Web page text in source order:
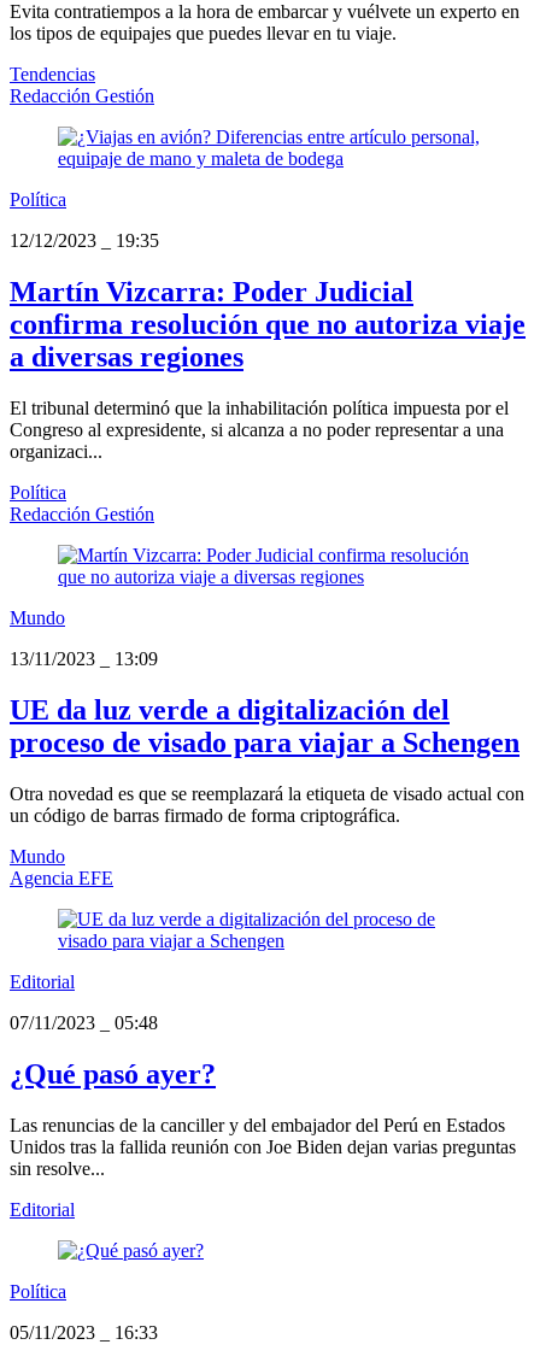
Evita contratiempos a la hora de embarcar y vuélvete un experto en
los tipos de equipajes que puedes llevar en tu viaje.
Tendencias
Redacción Gestión
Política
12/12/2023
19:35
Martín Vizcarra: Poder Judicial
confirma resolución que no autoriza viaje
a diversas regiones
El tribunal determinó que la inhabilitación política impuesta por el
Congreso al expresidente, si alcanza a no poder representar a una
organizaci...
Política
Redacción Gestión
Mundo
13/11/2023
13:09
UE da luz verde a digitalización del
proceso de visado para viajar a Schengen
Otra novedad es que se reemplazará la etiqueta de visado actual con
un código de barras firmado de forma criptográfica.
Mundo
Agencia EFE
Editorial
07/11/2023
05:48
¿Qué pasó ayer?
Las renuncias de la canciller y del embajador del Perú en Estados
Unidos tras la fallida reunión con Joe Biden dejan varias preguntas
sin resolve...
Editorial
Política
05/11/2023
16:33